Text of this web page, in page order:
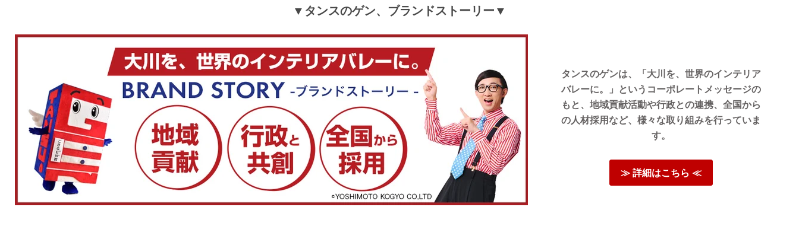
tansu-gen804375
でも厚みは十分だったし気持ち良く寝ています。購入して良かっ
たです。
>>タンスのゲンが返信しました
この度は、タンスのゲンをご利用いただき誠にありがとうご
ざいます。
当商品の厚みにご満足いただけたようで大変うれしく思って
おります。
お使いいただく中で、何かお気づきの点がございましたら、
ご連絡いただけますと幸いです。
またのご利用、心よりお待ちしております。
▼タンスのゲン、ブランドストーリー▼
タンスのゲンは、「大川を、世界のインテリア
バレーに。」というコーポレートメッセージの
もと、地域貢献活動や行政との連携、全国から
の人材採用など、様々な取り組みを行っていま
す。
≫ 詳細はこちら ≪